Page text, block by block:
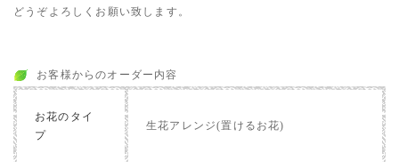
どうぞよろしくお願い致します。
お客様からのオーダー内容
お花のタイ
プ
生花アレンジ(置けるお花)